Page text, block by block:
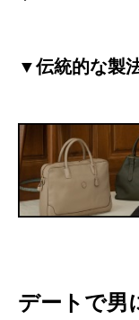
▼伝統的な製
デートで男